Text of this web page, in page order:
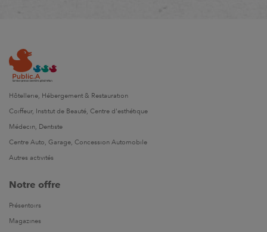
Hôtellerie, Hébergement & Restauration
Coiffeur, Institut de Beauté, Centre d'esthétique
Médecin, Dentiste
Centre Auto, Garage, Concession Automobile
Autres activités
Notre offre
Présentoirs
Magazines